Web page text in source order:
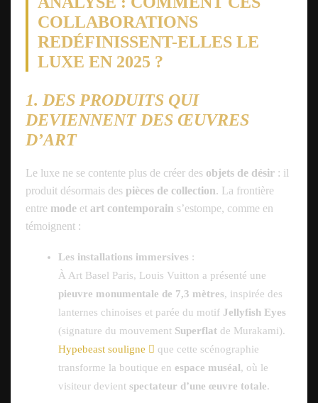
COLLABORATIONS
REDÉFINISSENT-ELLES LE
LUXE EN 2025 ?
1. DES PRODUITS QUI
DEVIENNENT DES ŒUVRES
D’ART
Le luxe ne se contente plus de créer des objets de désir: il
produit désormais des pièces de collection. La frontière
entre modeet art contemporain s’estompe, comme en
témoignent :
Les installations immersives :
À Art Basel Paris, Louis Vuitton a présenté une
pieuvre monumentale de 7,3 mètres, inspirée des
lanternes chinoises et parée du motif Jellyfish Eyes
(signature du mouvement Superflatde Murakami).
Hypebeast souligne
que cette scénographie
transforme la boutique en espace muséal, où le
visiteur devient spectateur d’une œuvre totale.